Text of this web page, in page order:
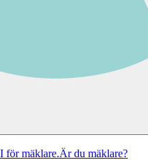
mäklare.Är du mäklare?